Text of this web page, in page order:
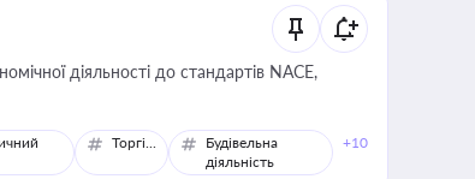
діяльності до стандартів NACE,
Торгівля
Будівельна
діяльність
+10